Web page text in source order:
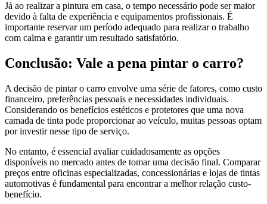
Já ao realizar a pintura em casa, o tempo necessário pode ser maior
devido à falta de experiência e equipamentos profissionais. É
importante reservar um período adequado para realizar o trabalho
com calma e garantir um resultado satisfatório.
Conclusão: Vale a pena pintar o carro?
A decisão de pintar o carro envolve uma série de fatores, como custo
financeiro, preferências pessoais e necessidades individuais.
Considerando os benefícios estéticos e protetores que uma nova
camada de tinta pode proporcionar ao veículo, muitas pessoas optam
por investir nesse tipo de serviço.
No entanto, é essencial avaliar cuidadosamente as opções
disponíveis no mercado antes de tomar uma decisão final. Comparar
preços entre oficinas especializadas, concessionárias e lojas de tintas
automotivas é fundamental para encontrar a melhor relação custo-
benefício.